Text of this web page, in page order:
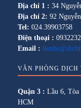
Địa chỉ 1 : 34
Địa chỉ 2: 92
Tel: 024.39903758
Điện thoại :
Email :
VĂN PHÒNG DỊCH
Quận 3 : Lầu 6, Tòa
HCM